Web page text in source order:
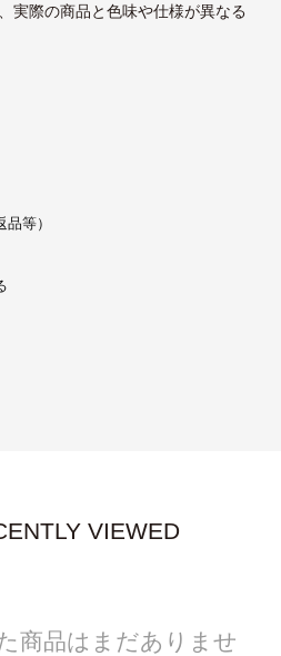
実際の商品と色味や仕様が異なる
等）
VIEWED
商品はまだありませ